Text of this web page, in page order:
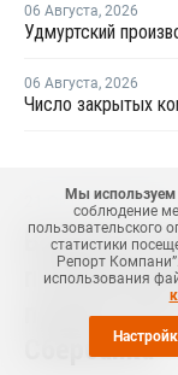
06 Августа, 2026
06 Августа, 2026
21 Октября,2024
Владелец
продал
Сбербанка
Мы
соблюдение
пользовательского
статистики
Репорт
использования